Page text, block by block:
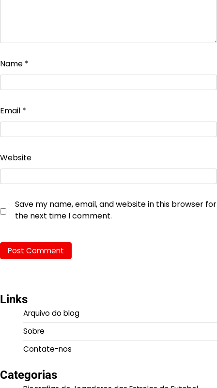
Name *
Email *
Website
Save my name, email, and website in this browser for
the next time I comment.
Links
Arquivo do blog
Sobre
Contate-nos
Categorias